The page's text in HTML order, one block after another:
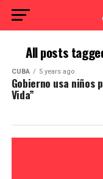
All posts
CUBA 5 years ago
Gobierno usa niños
Vida”